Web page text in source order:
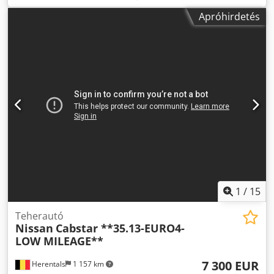
helyezés:01/2002, üzemanyagtípus:dízel, Gyártási év:
, Kézi sebességváltó, 153 232 km, teherbírás: 650 kg
Apróhirdetés
1 / 15
Herentals 1 157 km
Teherautó
Nissan Cabstar **35.13-EURO4-
LOW MILEAGE**
7 300 EUR